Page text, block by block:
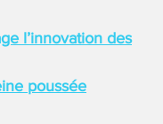
l’innovation des
poussée